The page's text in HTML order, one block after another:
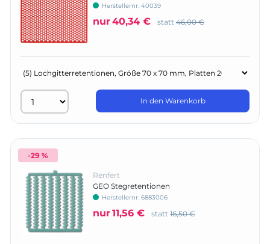
Herstellernr: 40039
nur40,34 € statt 46,00 €
In den Warenkorb
-29 %
Renfert
GEO Stegretentionen
Herstellernr: 6883006
nur11,56 € statt 16,50 €